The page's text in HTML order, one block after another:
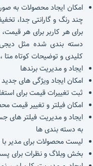
امکان ایجاد محصولات به
چند رنگ و گارانتی جدا،
برای هر کاربر برای هر
دسته بندی شده مثل
کلیدی و توضیحات کوتاه
ایجاد و مدیریت برندها
امکان ایجاد ویژگی های
ثبت تغییرات قیمت برای
امکان فیلتر و تغییر قیمت
ایجاد و مدیریت فیلتر های
به دسته بندی ها
لیست محصولات برای مدیر
بخش وبلاگ و نظرات برای